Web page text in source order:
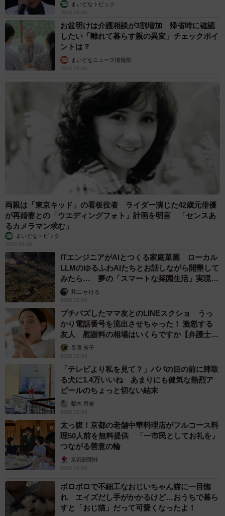
まいどなトピック
2026.08.08
お盆明けは介護相談が3割増加 帰省時に確認
したい「離れて暮らす親の異変」チェックポイ
ントは？
まいどなニュース情報部
2026.08.08
両親は「東京キッド」の看板役者 ライダー演じた42歳元俳優
が再婚妻との「ウエディングフォト」計画を明言 「センスあ
るカメラマン求む」
まいどなトピック
2026.08.08
ITエンジニアがAIとつくる家庭菜園 ローカル
LLMのゆるふわAIたちとお話しながら開墾して
みたら… 夢の「スマートな菜園生活」実現な
るか井二 かける
2026.08.08
プチバズしたママ友とのLINEスクショ うっ
かり電話番号を流出させちゃった！ 激怒する
友人 慰謝料の相場はいくらですか【弁護士が
解説】長澤 芳子
2026.08.08
「テレビより私を見て？」パパの目の前に陣取
る犬に1.4万いいね あまりにも健気な熱烈ア
ピールのちょっと切ない結末
梨木 香奈
2026.08.08
太っ腹！京都の老舗中華料理店がフルコース料
理50人前を無料提供 「一市民としてお礼を」
つながる善意の輪
京都新聞社
2026.08.08
ボロボロで不細工なおじいちゃん猫に一目惚
れ エイズだし手がかかるけど…おうちで暮ら
すと「おじ猫」だって可愛くなったよ！